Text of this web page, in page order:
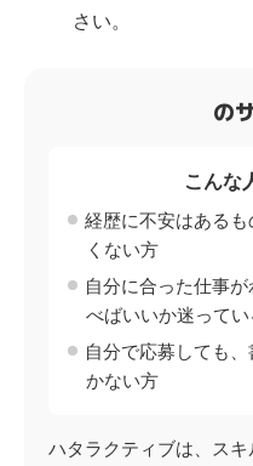
さい。
の
こんな
経歴に不安はある
くない方
自分に合った仕事
べばいいか迷って
自分で応募しても
かない方
ハタラクティブは、ス